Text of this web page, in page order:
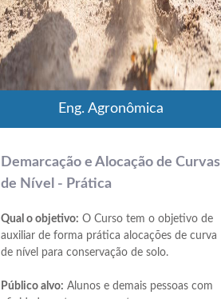
Eng. Agronômica
Demarcação e Alocação de Curvas
de Nível - Prática
Qual o objetivo: O Curso tem o objetivo de
auxiliar de forma prática alocações de curva
de nível para conservação de solo.
Público alvo: Alunos e demais pessoas com